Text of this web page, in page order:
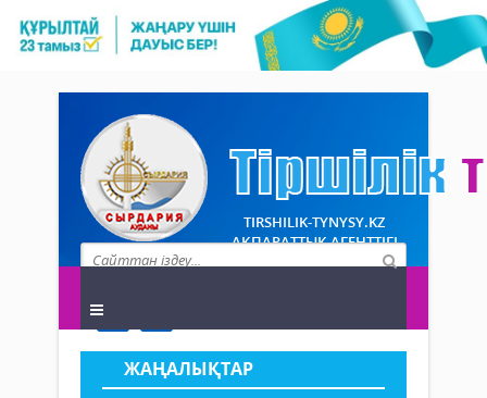
TIRSHILIK-TYNYSY.KZ
АҚПАРАТТЫҚ АГЕНТТІГІ
ЖАҢАЛЫҚТАР